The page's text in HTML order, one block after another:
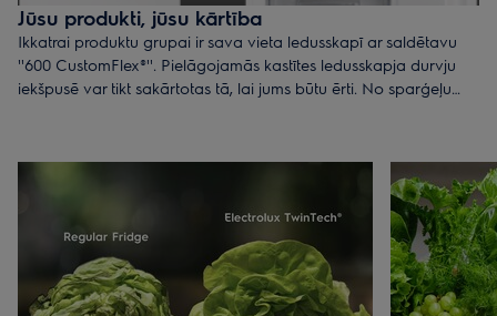
Jūsu produkti, jūsu kārtība
Ikkatrai produktu grupai ir sava vieta ledusskapī ar saldētavu
''600 CustomFlex®''. Pielāgojamās kastītes ledusskapja durvju
iekšpusē var tikt sakārtotas tā, lai jums būtu ērti. No sparģeļu